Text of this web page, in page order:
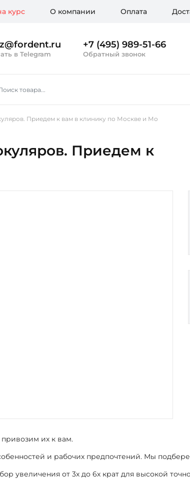
курс О компании Оплата
в Telegram
+7 (495) 989-51-66
Обратный звонок
Приедем к вам в клинику по Москве и Мо
Приедем к
привозим их к вам.
и рабочих предпочтений. Мы
увеличения от 3х до 6х крат для высокой